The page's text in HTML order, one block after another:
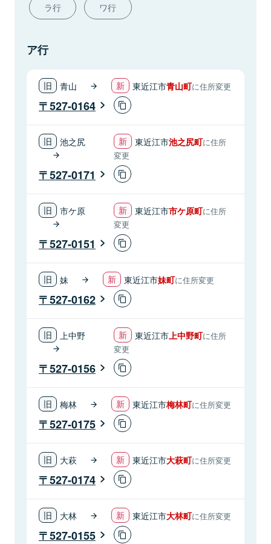
ラ行 ワ行
ア行
青山 東近江市青山町に住所変更
527-0164
池之尻 東近江市池之尻町に住所
変更
527-0171
市ケ原 東近江市市ケ原町に住所
変更
527-0151
妹 東近江市妹町に住所変更
527-0162
上中野 東近江市上中野町に住所
変更
527-0156
梅林 東近江市梅林町に住所変更
527-0175
大萩 東近江市大萩町に住所変更
527-0174
大林 東近江市大林町に住所変更
527-0155